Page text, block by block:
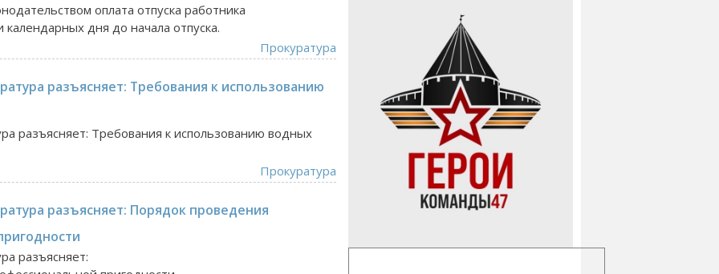
оплата отпуска работника
дня до начала отпуска.
Прокуратура
разъясняет: Требования к использованию
разъясняет: Требования к использованию водных
Прокуратура
разъясняет: Порядок проведения
разъясняет: